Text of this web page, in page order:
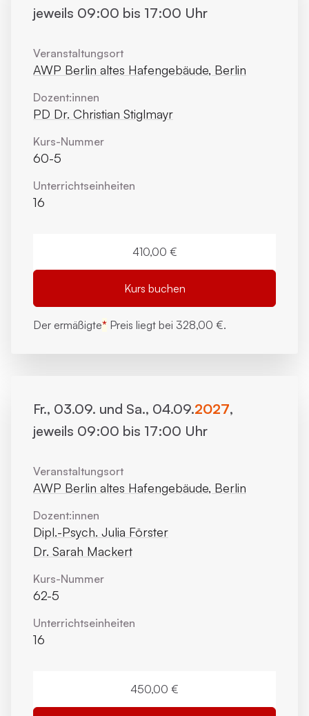
jeweils 09:00 bis 17:00 Uhr
Veranstaltungsort
AWP Berlin altes Hafengebäude, Berlin
Dozent:innen
PD Dr. Christian Stiglmayr
Kurs-Nummer
60-5
Unterrichts­einheiten
16
410,00 €
Kurs buchen
Der ermäßigte* Preis liegt bei 328,00 €.
Fr., 03.09. und Sa., 04.09.2027,
jeweils 09:00 bis 17:00 Uhr
Veranstaltungsort
AWP Berlin altes Hafengebäude, Berlin
Dozent:innen
Dipl.-Psych. Julia Förster
Dr. Sarah Mackert
Kurs-Nummer
62-5
Unterrichts­einheiten
16
450,00 €